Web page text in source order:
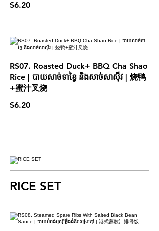
$6.20
RS07. Roasted Duck+ BBQ Cha Shao
Rice | បាយសាច់ទាខ្វៃ និង​សាច់សាស៊ីវ | 烧鸭
+蜜汁叉烧
$6.20
RICE SET